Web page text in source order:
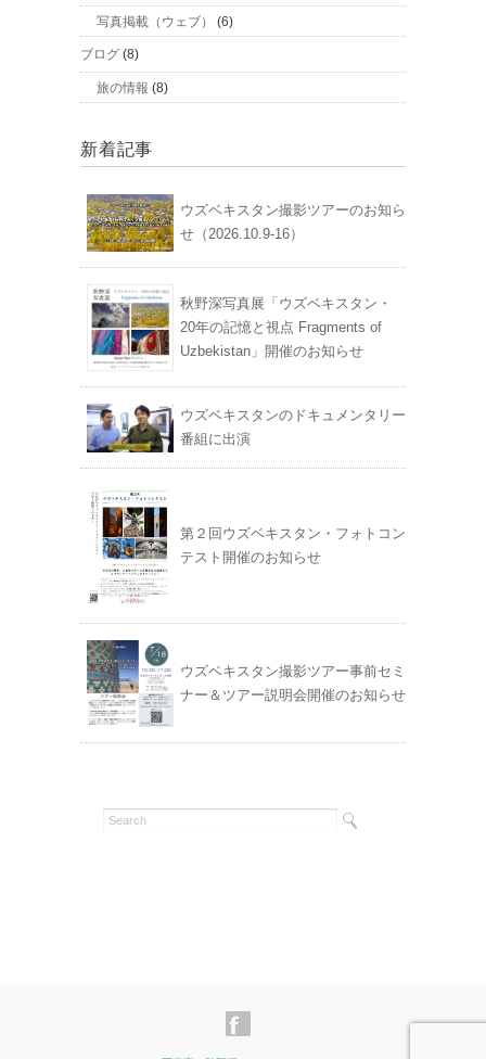
写真掲載（ウェブ） (6)
ブログ (8)
旅の情報 (8)
新着記事
ウズベキスタン撮影ツアーのお知ら
せ（2026.10.9-16）
秋野深写真展「ウズベキスタン・
20年の記憶と視点 Fragments of
Uzbekistan」開催のお知らせ
ウズベキスタンのドキュメンタリー
番組に出演
第２回ウズベキスタン・フォトコン
テスト開催のお知らせ
ウズベキスタン撮影ツアー事前セミ
ナー＆ツアー説明会開催のお知らせ